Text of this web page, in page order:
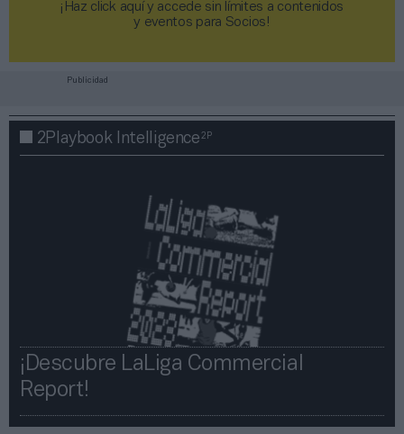
¡Haz click aquí y accede sin límites a contenidos
y eventos para Socios!​​​​​​​
Publicidad
2Playbook Intelligence2P
¡Descubre LaLiga Commercial
Report!​​